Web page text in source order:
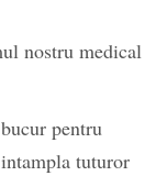
nostru medical
pentru
tuturor